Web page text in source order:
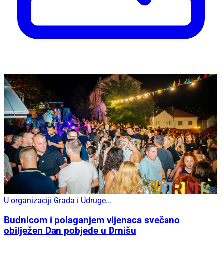
U organizaciji Grada i Udruge...
Budnicom i polaganjem vijenaca svečano
obilježen Dan pobjede u Drnišu